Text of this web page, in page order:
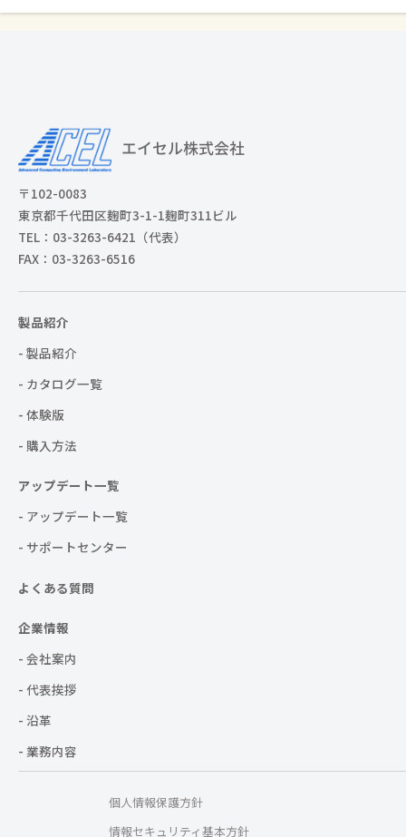
〒102-0083
東京都千代田区麹町3-1-1麹町311ビル
TEL：03-3263-6421（代表）
FAX：03-3263-6516
製品紹介
- 製品紹介
- カタログ一覧
- 体験版
- 購入方法
アップデート一覧
- アップデート一覧
- サポートセンター
よくある質問
企業情報
- 会社案内
- 代表挨拶
- 沿革
- 業務内容
個人情報保護方針
情報セキュリティ基本方針